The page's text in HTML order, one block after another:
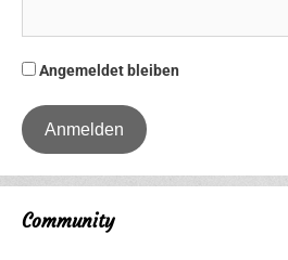
Angemeldet bleiben
Community